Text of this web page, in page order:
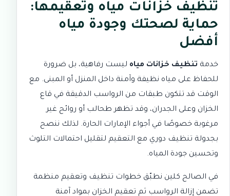
تنظيف خزانات مياه وتعقيمها:
حماية لصحتك وجودة مياه
أفضل
خدمة تنظيف خزانات مياه ليست رفاهية، بل ضرورة
للحفاظ على مياه نظيفة وآمنة داخل المنزل أو المبنى. مع
الوقت قد تتكون طبقات من الرواسب الدقيقة في قاع
الخزان وعلى الجدران، وقد تظهر طحالب أو روائح غير
مرغوبة خصوصًا في أجواء الإمارات الحارة. لذلك ننصح
بجدولة تنظيف دوري مع التعقيم لتقليل احتمالات التلوث
وتحسين جودة المياه.
في الصالح كلين نطبّق خطوات تنظيف وتعقيم منظمة
تضمن إزالة الرواسب ثم تعقيم الخزان بمواد آمنة